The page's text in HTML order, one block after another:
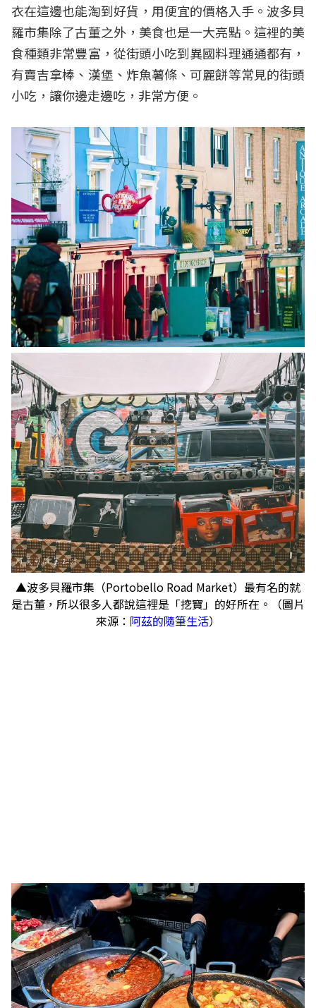
衣在這邊也能淘到好貨，用便宜的價格入手。波多貝
羅市集除了古董之外，美食也是一大亮點。這裡的美
食種類非常豐富，從街頭小吃到異國料理通通都有，
有賣吉拿棒、漢堡、炸魚薯條、可麗餅等常見的街頭
小吃，讓你邊走邊吃，非常方便。
▲波多貝羅市集（Portobello Road Market）最有名的就
是古董，所以很多人都說這裡是「挖寶」的好所在。（圖片
來源： 阿茲的隨筆生活）